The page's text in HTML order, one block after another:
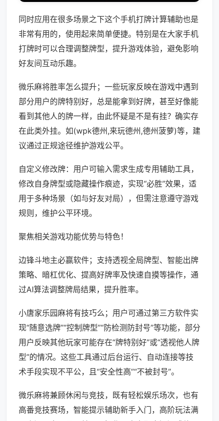
同时应用在很多场景之下这个手机打牌计算辅助也是
非常有用的，使用起来简单便捷。特别是在大家手机
打牌时可以合理调整牌型，提升游戏体验，避免影响
好友间互动乐趣。
微乐麻将胜率怎么提升；一些玩家反映在游戏中遇到
部分用户的牌特别好，总是能拿到好牌，甚至好像能
看到其他人的牌一样，由此怀疑是不是有挂？确实存
在此类外挂。如(wpk德州,来玩德州,德州菠萝)等，建
议通过正规途径维护游戏公平。
自定义修改牌：用户可输入需求生成专用辅助工具，
修改自身牌型或隐藏操作痕迹，实现“必胜”效果，适
用于多种场景（如与好友对局），但需注意遵守游戏
规则，维护公平环境。
聚焦相关游戏功能优势与特色！
边锋斗地主必赢软件；支持透视全局牌型、智能出牌
策略、暗杠优化、提高好牌率及快速自摸等操作，通
过AI算法调整牌局结果，提升胜率。
小唐家乐园麻将有技巧么；用户可通过第三方软件实
现“随意选牌”“控制牌型”“防检测防封号”等功能，部分
用户反映其他玩家可能存在“牌特别好”或“透视他人牌
型”的情况。这些工具通过后台运行、自动连接等技
术手段实现不平公，且“安全性高”“不被封号”。
微乐麻将兼顾休闲与竞技，既有轻松娱乐场次，也有
高番竞技赛场，智能提示辅助新手入门，高阶玩法满